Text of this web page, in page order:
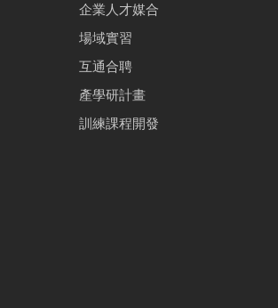
企業人才媒合
場域實習
互通合聘
產學研計畫
訓練課程開發